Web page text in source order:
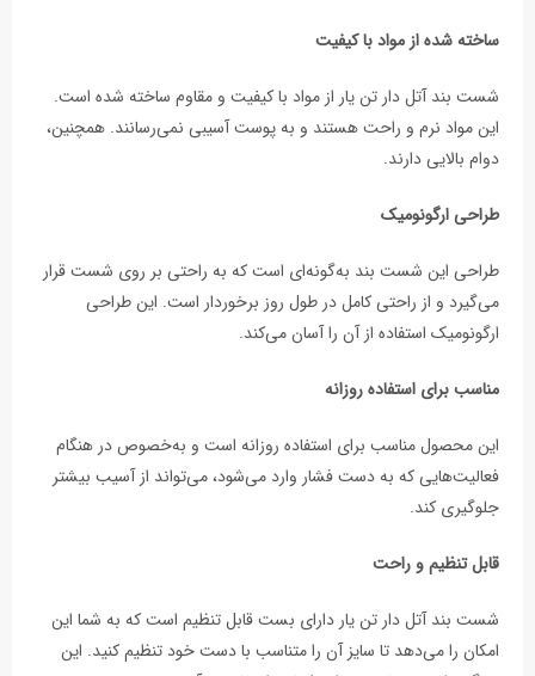
ساخته شده از مواد با کیفیت
شست بند آتل دار تن يار از مواد با کیفیت و مقاوم ساخته شده است.
این مواد نرم و راحت هستند و به پوست آسیبی نمی‌رسانند. همچنین،
دوام بالایی دارند.
طراحی ارگونومیک
طراحی این شست بند به‌گونه‌ای است که به راحتی بر روی شست قرار
می‌گیرد و از راحتی کامل در طول روز برخوردار است. این طراحی
ارگونومیک استفاده از آن را آسان می‌کند.
مناسب برای استفاده روزانه
این محصول مناسب برای استفاده روزانه است و به‌خصوص در هنگام
فعالیت‌هایی که به دست فشار وارد می‌شود، می‌تواند از آسیب بیشتر
جلوگیری کند.
قابل تنظیم و راحت
شست بند آتل دار تن يار دارای بست قابل تنظیم است که به شما این
امکان را می‌دهد تا سایز آن را متناسب با دست خود تنظیم کنید. این